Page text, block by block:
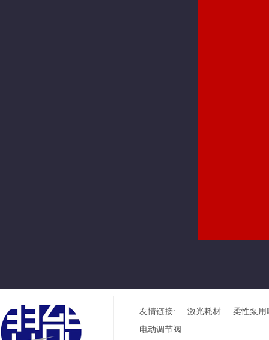
友情链接: 激光耗材
柔性泵用
电动调节阀